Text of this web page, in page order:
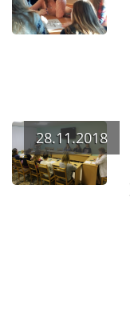
28.11.2018